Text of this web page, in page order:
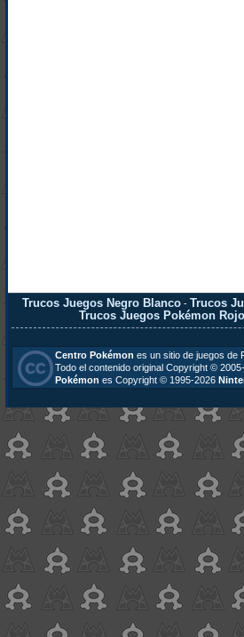
Trucos Juegos Negro Blanco -Trucos
Trucos Juegos Pokémon
Centro Pokémon es un sitio de juegos de
Todo el contenido original Copyright ©
Pokémon es Copyright © 1995-2026